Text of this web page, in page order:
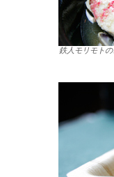
鉄人モリモト